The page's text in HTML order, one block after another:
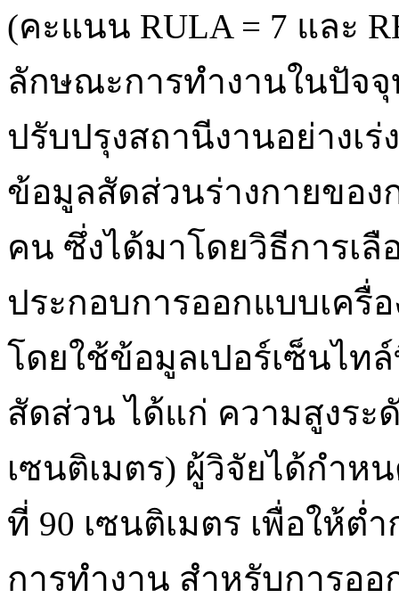
(คะแนน RULA = 7 และ
ลักษณะการทำงานในปัจ
ปรับปรุงสถานีงานอย่างเ
ข้อมูลสัดส่วนร่างกายของ
คน ซึ่งได้มาโดยวิธีการเลื
ประกอบการออกแบบเครื่
โดยใช้ข้อมูลเปอร์เซ็นไท
สัดส่วน ได้แก่ ความสูงระ
เซนติเมตร) ผู้วิจัยได้กำห
ที่ 90 เซนติเมตร เพื่อให้ต่
การทำงาน สำหรับการอ